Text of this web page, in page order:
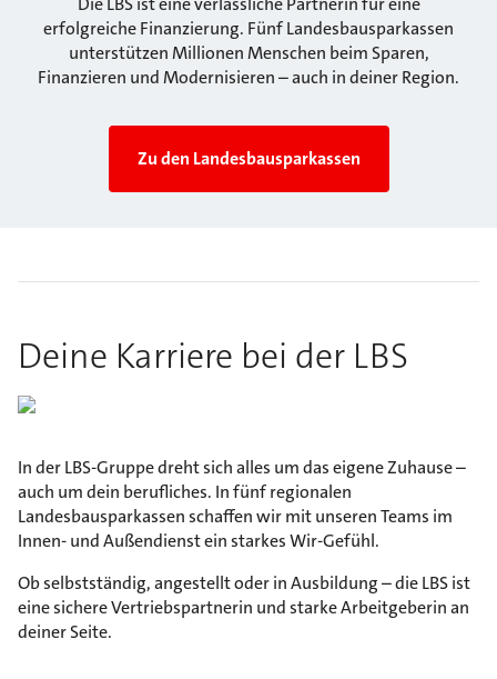
erfolgreiche Finanzierung. Fünf Landesbausparkassen
unterstützen Millionen Menschen beim Sparen,
Finanzieren und Modernisieren – auch in deiner Region.
Zu den Landesbausparkassen
Deine Karriere bei der LBS
In der LBS-Gruppe dreht sich alles um das eigene Zuhause –
auch um dein berufliches. In fünf regionalen
Landesbausparkassen schaffen wir mit unseren Teams im
Innen- und Außendienst ein starkes Wir-Gefühl.
Ob selbstständig, angestellt oder in Ausbildung – die LBS ist
eine sichere Vertriebspartnerin und starke Arbeitgeberin an
deiner Seite.